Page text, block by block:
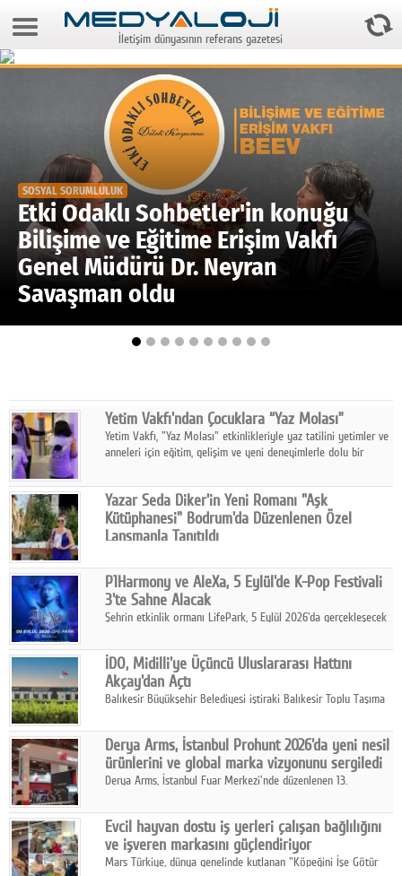
7 Ağustos 2026 19:43:35
Video Galeri
Gazeteler
Medya
Reyting-tiraj
Teknoloji
Televizyon
Facebook
Diziler
Karikatür
Youtube
Polemik
Reklam
Yazarlar
Künye
SOSYAL MEDYA
Facebook
Twitter
Google Plus
© 2026 TÜM HAKLARI SAKLIDIR
İletişim dünyasının referans gazetesi
SOSYAL SORUMLULUK
Etki Odaklı Sohbetler'in konuğu
Bilişime ve Eğitime Erişim Vakfı
Genel Müdürü Dr. Neyran
Savaşman oldu
Yetim Vakfı'ndan Çocuklara “Yaz Molası”
Yetim Vakfı, "Yaz Molası" etkinlikleriyle yaz tatilini yetimler ve
anneleri için eğitim, gelişim ve yeni deneyimlerle dolu bir
Yazar Seda Diker'in Yeni Romanı "Aşk
Kütüphanesi" Bodrum'da Düzenlenen Özel
Lansmanla Tanıtıldı
Diker'in 13. kitabı “Aşk Kütüphanesi” 6 Ağustos'ta Casa dell'Arte
Bodrum'da düzenlenen özel lansmanla okurlarıyla buluştu.
P1Harmony ve AleXa, 5 Eylül'de K-Pop Festivali
3'te Sahne Alacak
Şehrin etkinlik ormanı LifePark, 5 Eylül 2026'da gerçekleşecek
haritasında önemli bir destinasyon haline getirmeye
hazırlanıyor.
İDO, Midilli'ye Üçüncü Uluslararası Hattını
Akçay'dan Açtı
Balıkesir Büyükşehir Belediyesi iştiraki Balıkesir Toplu Taşıma
Midilli hattının resmi açılışı gerçekleştirildi.
Derya Arms, İstanbul Prohunt 2026'da yeni nesil
ürünlerini ve global marka vizyonunu sergiledi
Derya Arms, İstanbul Fuar Merkezi'nde düzenlenen 13.
Fuarı'nda sektör profesyonelleri, iş ortakları, bayiler ve son
kullanıcılarla bir araya geldi.
Evcil hayvan dostu iş yerleri çalışan bağlılığını
ve işveren markasını güçlendiriyor
Mars Türkiye, dünya genelinde kutlanan "Köpeğini İşe Götür